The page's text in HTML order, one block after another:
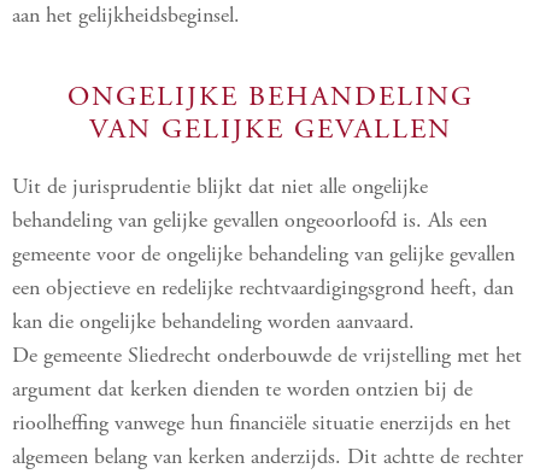
aan het gelijkheidsbeginsel.
ONGELIJKE BEHANDELING
VAN GELIJKE GEVALLEN
Uit de jurisprudentie blijkt dat niet alle ongelijke
behandeling van gelijke gevallen ongeoorloofd is. Als een
gemeente voor de ongelijke behandeling van gelijke gevallen
een objectieve en redelijke rechtvaardigingsgrond heeft, dan
kan die ongelijke behandeling worden aanvaard.
De gemeente Sliedrecht onderbouwde de vrijstelling met het
argument dat kerken dienden te worden ontzien bij de
rioolheffing vanwege hun financiële situatie enerzijds en het
algemeen belang van kerken anderzijds. Dit achtte de rechter